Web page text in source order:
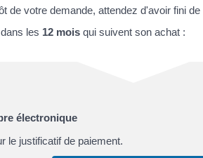
de votre demande, attendez d'avoir fini
les 12 mois qui suivent son achat :
électronique
le justificatif de paiement.